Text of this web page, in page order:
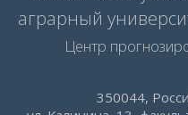
аграрный
Центр
350044,